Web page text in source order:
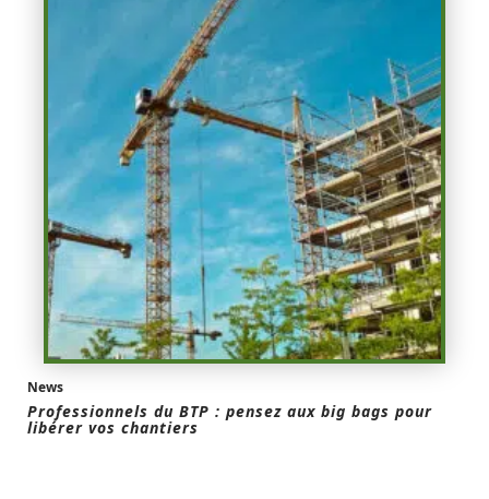
News
Professionnels du BTP : pensez aux big bags pour
libérer vos chantiers